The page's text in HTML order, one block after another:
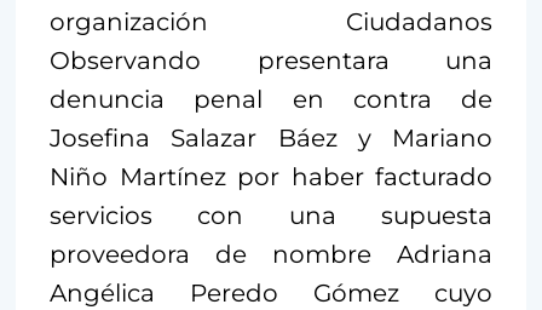
organización Ciudadanos
Observando presentara una
denuncia penal en contra de
Josefina Salazar Báez y Mariano
Niño Martínez por haber facturado
servicios con una supuesta
proveedora de nombre Adriana
Angélica Peredo Gómez cuyo